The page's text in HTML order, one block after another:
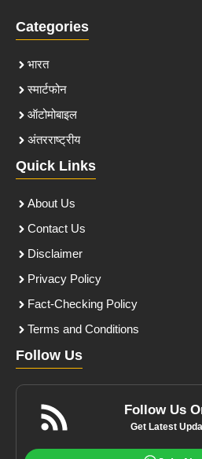
Categories
भारत
स्मार्टफोन
ऑटोमोबाइल
अंतरराष्ट्रीय
Quick Links
About Us
Contact Us
Disclaimer
Privacy Policy
Fact-Checking Policy
Terms and Conditions
Follow Us
Follow Us
Get Latest